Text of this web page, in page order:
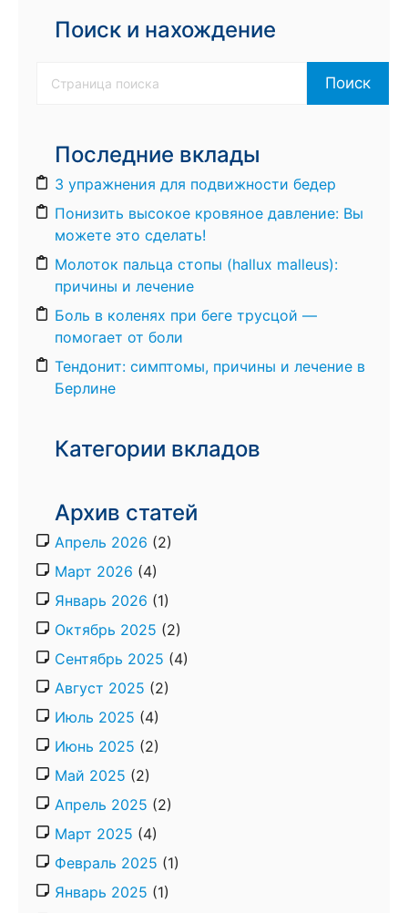
Поиск и нахождение
Поиск
Последние вклады
3 упражнения для подвижности бедер
Понизить высокое кровяное давление: Вы
можете это сделать!
Молоток пальца стопы (hallux malleus):
причины и лечение
Боль в коленях при беге трусцой —
помогает от боли
Тендонит: симптомы, причины и лечение в
Берлине
Категории вкладов
Архив статей
Апрель 2026 (2)
Март 2026 (4)
Январь 2026 (1)
Октябрь 2025 (2)
Сентябрь 2025 (4)
Август 2025 (2)
Июль 2025 (4)
Июнь 2025 (2)
Май 2025 (2)
Апрель 2025 (2)
Март 2025 (4)
Февраль 2025 (1)
Январь 2025 (1)